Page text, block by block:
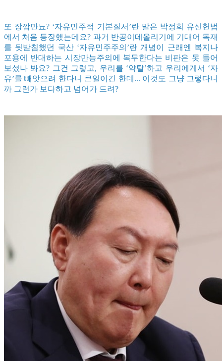
또 장깜만뇨? ‘자유민주적 기본질서’란 말은 박정희 유신헌법
에서 처음 등장했는데요? 과거 반공이데올리기에 기대어 독재
를 뒷받침했던 국산 ‘자유민주주의’란 개념이 근래엔 복지나
포용에 반대하는 시장만능주의에 복무한다는 비판은 못 들어
보셨나 봐요? 그건 그렇고, 우리를 ‘약탈’하고 우리에게서 ‘자
유’를 빼앗으려 한다니 큰일이긴 한데... 이것도 그냥 그렇다니
까 그런가 보다하고 넘어가 드려?